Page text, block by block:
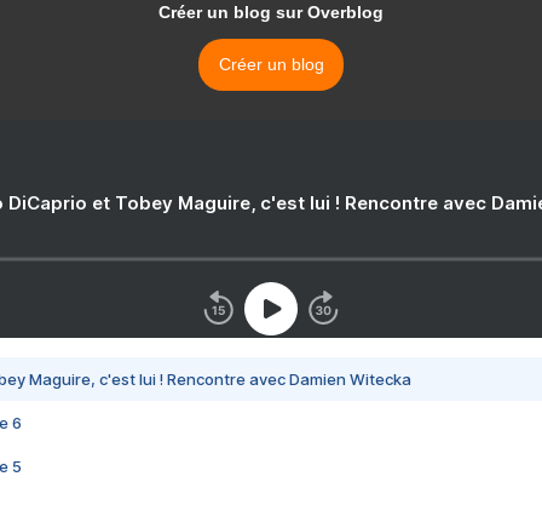
Créer un blog sur Overblog
Créer un blog
DiCaprio et Tobey Maguire, c'est lui ! Rencontre avec
Maguire, c'est lui ! Rencontre avec Damien Witecka
6
5